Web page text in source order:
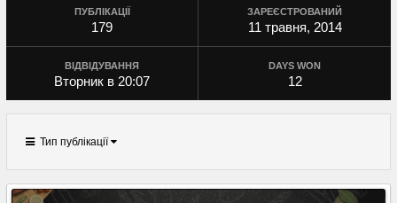
ПУБЛІКАЦІЇ
179
ЗАРЕЄСТРОВАНИЙ
11 травня, 2014
ВІДВІДУВАННЯ
Вторник в 20:07
DAYS WON
12
Тип публікації